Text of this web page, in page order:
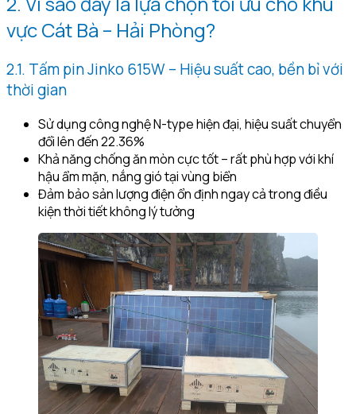
vực Cát Bà – Hải Phòng?
2.1. Tấm pin Jinko 615W – Hiệu suất cao, bền bỉ với
thời gian
Sử dụng công nghệ N-type hiện đại, hiệu suất chuyển
đổi lên đến 22.36%
Khả năng chống ăn mòn cực tốt – rất phù hợp với khí
hậu ẩm mặn, nắng gió tại vùng biển
Đảm bảo sản lượng điện ổn định ngay cả trong điều
kiện thời tiết không lý tưởng